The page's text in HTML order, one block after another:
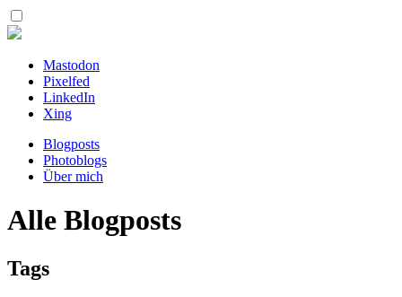
Mastodon
Pixelfed
LinkedIn
Xing
Blogposts
Photoblogs
Über mich
Alle Blogposts
Tags